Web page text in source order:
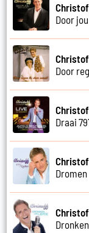
Door
Door
Draai
Dromen